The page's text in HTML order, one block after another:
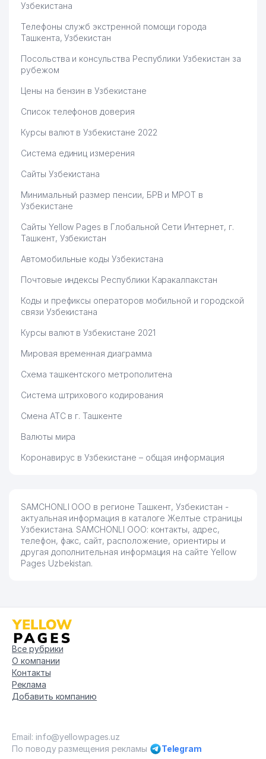
Узбекистана
Телефоны служб экстренной помощи города
Ташкента, Узбекистан
Посольства и консульства Республики Узбекистан за
рубежом
Цены на бензин в Узбекистане
Список телефонов доверия
Курсы валют в Узбекистане 2022
Система единиц измерения
Сайты Узбекистана
Минимальный размер пенсии, БРВ и МРОТ в
Узбекистане
Сайты Yellow Pages в Глобальной Сети Интернет, г.
Ташкент, Узбекистан
Автомобильные коды Узбекистана
Почтовые индексы Республики Каракалпакстан
Коды и префиксы операторов мобильной и городской
связи Узбекистана
Курсы валют в Узбекистане 2021
Мировая временная диаграмма
Схема ташкентского метрополитена
Система штрихового кодирования
Смена АТС в г. Ташкенте
Валюты мира
Коронавирус в Узбекистане – общая информация
SAMCHONLI ООО в регионе Ташкент, Узбекистан -
актуальная информация в каталоге Желтые страницы
Узбекистана. SAMCHONLI ООО: контакты, адрес,
телефон, факс, сайт, расположение, ориентиры и
другая дополнительная информация на сайте Yellow
Pages Uzbekistan.
Все рубрики
О компании
Контакты
Реклама
Добавить компанию
Email: info@yellowpages.uz
По поводу размещения рекламы
Telegram